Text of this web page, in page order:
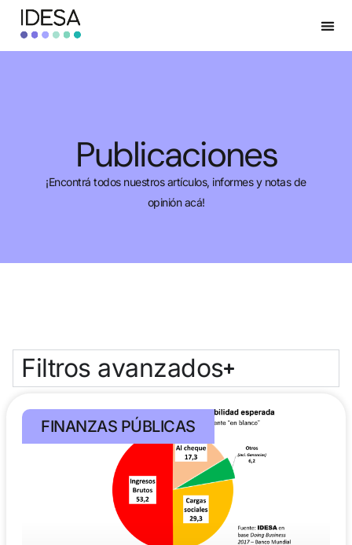
Publicaciones
¡Encontrá todos nuestros artículos, informes y notas de
opinión acá!
Filtros avanzados
FINANZAS PÚBLICAS